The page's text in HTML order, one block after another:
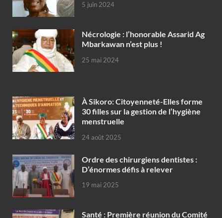
5 juin 2024
Nécrologie : l’honorable Assarid Ag
Mbarkawan n’est plus !
25 mai 2024
À Sikoro: Citoyenneté-Elles forme
30 filles sur la gestion de l’hygiène
menstruelle
24 août 2025
Ordre des chirurgiens dentistes :
D’énormes défis à relever
19 mai 2025
Santé : Première réunion du Comité